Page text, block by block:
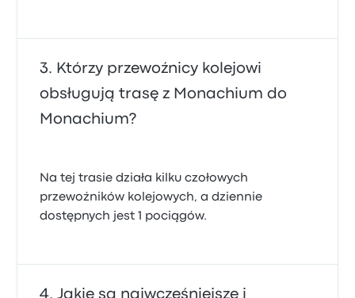
Którzy przewoźnicy kolejowi
obsługują trasę z Monachium do
Monachium?
Na tej trasie działa kilku czołowych
przewoźników kolejowych, a dziennie
dostępnych jest 1 pociągów.
Jakie są najwcześniejsze i